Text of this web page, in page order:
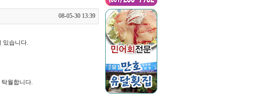
08-05-30 13:39
있습니다.
월합니다.